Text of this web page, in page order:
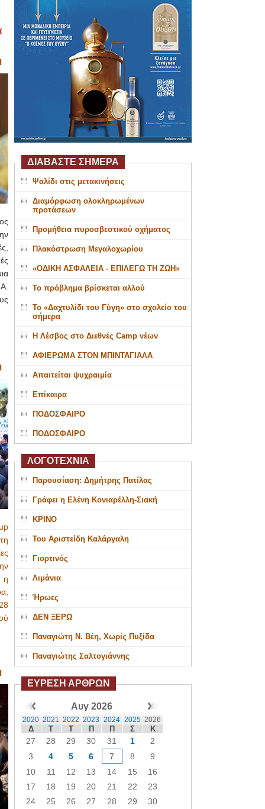
η
ΔΙΑΒΑΣΤΕ ΣΗΜΕΡΑ
Ψαλίδι στις μετακινήσεις
Διαμόρφωση ολοκληρωμένων
προτάσεων
Προμήθεια πυροσβεστικού οχήματος
Πλακόστρωση Μεγαλοχωρίου
«ΟΔΙΚΗ ΑΣΦΑΛΕΙΑ - ΕΠΙΛΕΓΩ ΤΗ ΖΩΗ»
Το πρόβλημα βρίσκεται αλλού
Το «Δαχτυλίδι του Γύγη» στο σχολείο του
σήμερα
Η Λέσβος στο Διεθνές Camp νέων
ΑΦΙΕΡΩΜΑ ΣΤΟΝ ΜΠΙΝΤΑΓΙΑΛΑ
Απαιτείται ψυχραιμία
Επίκαιρα
ΠΟΔΟΣΦΑΙΡΟ
ΠΟΔΟΣΦΑΙΡΟ
ΛΟΓΟΤΕΧΝΙΑ
Παρουσίαση: Δημήτρης Πατίλας
Γράφει η Ελένη Κονιαρέλλη-Σιακή
ΚΡΙΝΟ
Του Αριστείδη Καλάργαλη
Γιορτινός
Λιμάνια
Ήρωες
ΔΕΝ ΞΕΡΩ
Παναγιώτη Ν. Βέη, Χωρίς Πυξίδα
Παναγιώτης Σαλτογιάννης
ΕΥΡΕΣΗ ΑΡΘΡΩΝ
Αυγ 2026
2020 2021 2022 2023 2024 2025 2026
Δ Τ Τ Π Π Σ Κ
27 28 29 30 31 1
2
3
4 5 6 7 8
9
10
11 12 13 14 15
16
17
18 19 20 21 22
23
24
25 26 27 28 29
30